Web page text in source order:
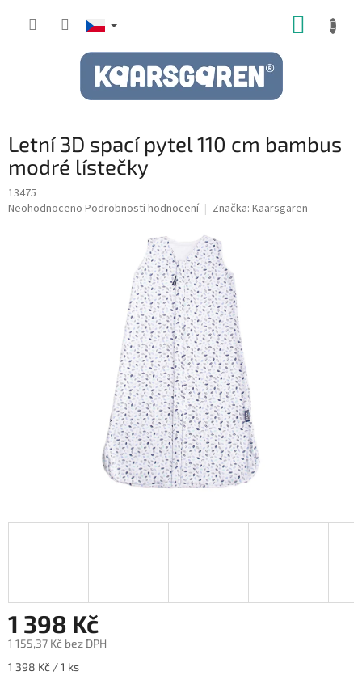
Letní 3D spací pytel 110 cm bambus
modré lístečky
13475
Průměrné
Neohodnoceno Podrobnosti hodnocení Značka: Kaarsgaren
1 398 Kč
1 155,37 Kč bez DPH
Měrná
1 398 Kč / 1 ks